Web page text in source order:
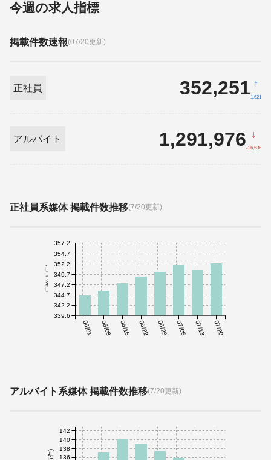
今週の求人指標
掲載件数速報(07/20更新)
正社員 352,251 ↑
1,621
アルバイト 1,291,976 ↓
-26,536
正社員系媒体 掲載件数推移(7/20更新)
06/01 06/08 06/15 06/22 06/29 07/06 07/13 07/20
件数(千件)
339.6
342.2
344.7
347.2
349.7
352.2
354.7
357.2
アルバイト系媒体 掲載件数推移(7/20更新)
136
138
140
142